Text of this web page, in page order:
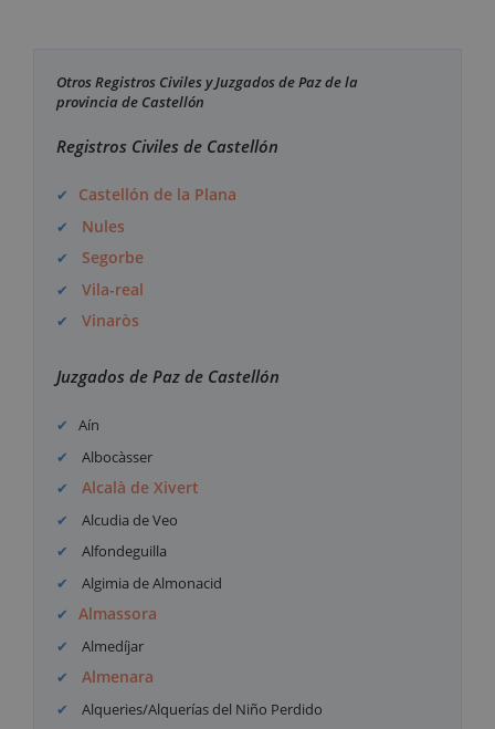
Otros Registros Civiles y Juzgados de Paz de la
provincia de Castellón
Registros Civiles de Castellón
Castellón de la Plana
Nules
Segorbe
Vila-real
Vinaròs
Juzgados de Paz de Castellón
Aín
Albocàsser
Alcalà de Xivert
Alcudia de Veo
Alfondeguilla
Algimia de Almonacid
Almassora
Almedíjar
Almenara
Alqueries/Alquerías del Niño Perdido